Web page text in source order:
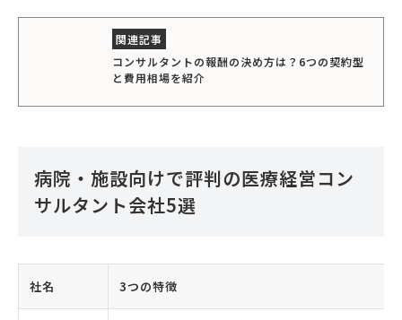
コンサルタントの報酬の決め方は？6つの契約型
と費用相場を紹介
病院・施設向けで評判の医療経営コン
サルタント会社5選
社名 3つの特徴